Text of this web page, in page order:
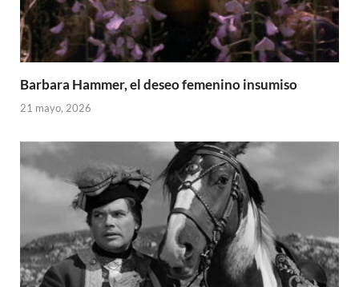
Barbara Hammer, el deseo femenino insumiso
21 mayo, 2026